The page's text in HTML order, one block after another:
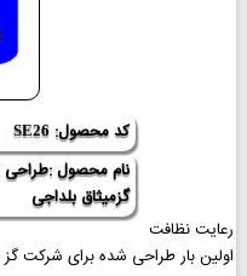
کد محصول: SE26
نام محصول
گزمیثاق بلداجی
رعایت نظافت
اولین بار طراحی شده برای شرکت گز